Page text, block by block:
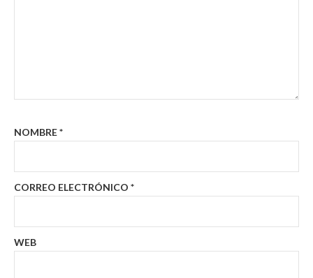
NOMBRE*
CORREO ELECTRÓNICO *
WEB